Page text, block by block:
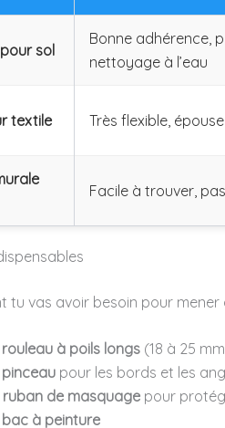
sol
Bonne adhérence,
nettoyage à l’eau
textile Très flexible,
Facile à trouver,
tu vas avoir besoin pour
rouleau à poils longs (18 à 25
pinceau pour les bords et les
ruban de masquage pour
bac à peinture